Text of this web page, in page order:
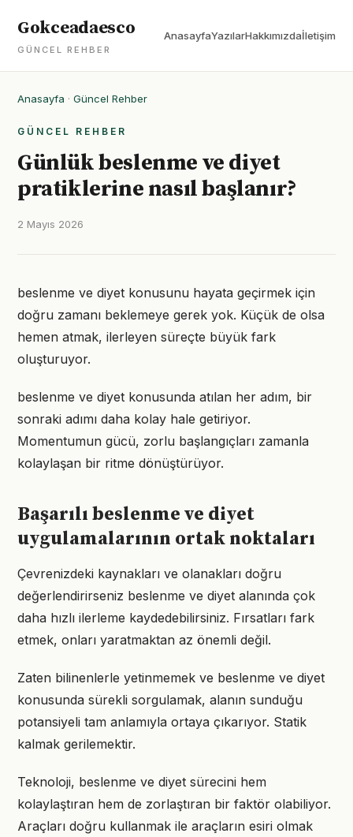
Gokceadaesco
GÜNCEL REHBER
AnasayfaYazılarHakkımızdaİletişim
Anasayfa · Güncel Rehber
GÜNCEL REHBER
Günlük beslenme ve diyet
pratiklerine nasıl başlanır?
2 Mayıs 2026
beslenme ve diyet konusunu hayata geçirmek için
doğru zamanı beklemeye gerek yok. Küçük de olsa
hemen atmak, ilerleyen süreçte büyük fark
oluşturuyor.
beslenme ve diyet konusunda atılan her adım, bir
sonraki adımı daha kolay hale getiriyor.
Momentumun gücü, zorlu başlangıçları zamanla
kolaylaşan bir ritme dönüştürüyor.
Başarılı beslenme ve diyet
uygulamalarının ortak noktaları
Çevrenizdeki kaynakları ve olanakları doğru
değerlendirirseniz beslenme ve diyet alanında çok
daha hızlı ilerleme kaydedebilirsiniz. Fırsatları fark
etmek, onları yaratmaktan az önemli değil.
Zaten bilinenlerle yetinmemek ve beslenme ve diyet
konusunda sürekli sorgulamak, alanın sunduğu
potansiyeli tam anlamıyla ortaya çıkarıyor. Statik
kalmak gerilemektir.
Teknoloji, beslenme ve diyet sürecini hem
kolaylaştıran hem de zorlaştıran bir faktör olabiliyor.
Araçları doğru kullanmak ile araçların esiri olmak